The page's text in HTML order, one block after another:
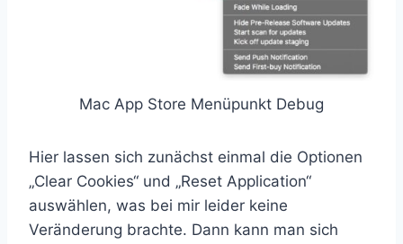
Mac App Store Menüpunkt Debug
Hier lassen sich zunächst einmal die Optionen
„Clear Cookies“ und „Reset Application“
auswählen, was bei mir leider keine
Veränderung brachte. Dann kann man sich